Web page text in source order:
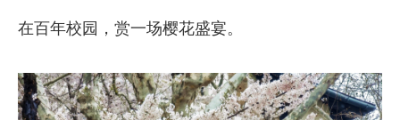
在百年校园，赏一场樱花盛宴。